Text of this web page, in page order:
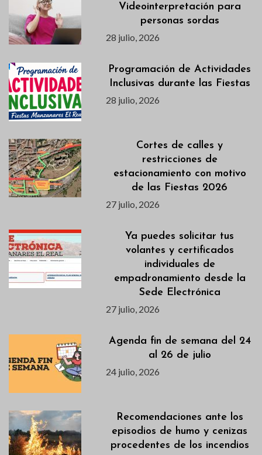
Videointerpretación para
personas sordas
28 julio, 2026
Programación de Actividades
Inclusivas durante las Fiestas
28 julio, 2026
Cortes de calles y
restricciones de
estacionamiento con motivo
de las Fiestas 2026
27 julio, 2026
Ya puedes solicitar tus
volantes y certificados
individuales de
empadronamiento desde la
Sede Electrónica
27 julio, 2026
Agenda fin de semana del 24
al 26 de julio
24 julio, 2026
Recomendaciones ante los
episodios de humo y cenizas
procedentes de los incendios